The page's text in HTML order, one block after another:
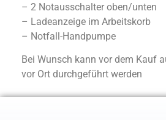
– 2 Notausschalter oben/unten
– Ladeanzeige im Arbeitskorb
– Notfall-Handpumpe
Bei Wunsch kann vor dem Kauf
vor Ort durchgeführt werden